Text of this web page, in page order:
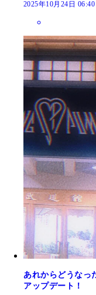
2025年10月24日 06:40
あれからどうな
アップデート！